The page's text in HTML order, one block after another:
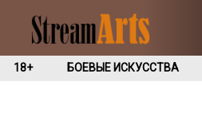
18+ БОЕВЫЕ ИСКУССТВА